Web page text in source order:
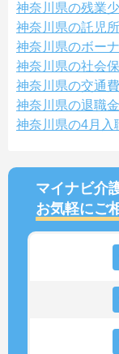
神奈川県の残業
神奈川県の託児
神奈川県のボー
神奈川県の社会
神奈川県の交通
神奈川県の退職
神奈川県の4月入
マイナビ介
お気軽にご